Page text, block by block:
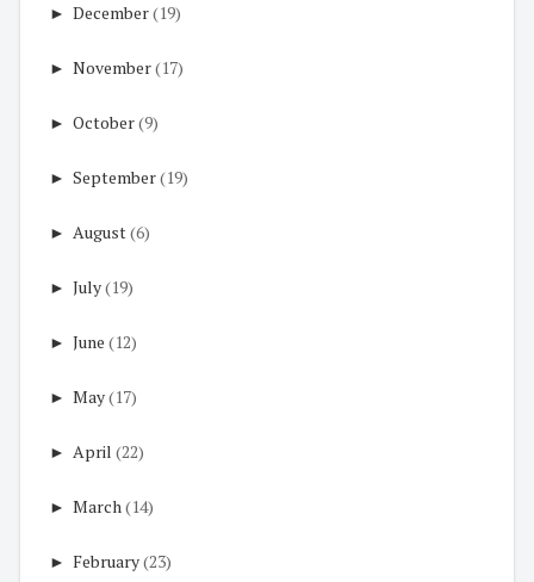
► December(19)
► November(17)
► October(9)
► September(19)
► August(6)
► July(19)
► June (12)
► May(17)
► April (22)
► March(14)
► February(23)